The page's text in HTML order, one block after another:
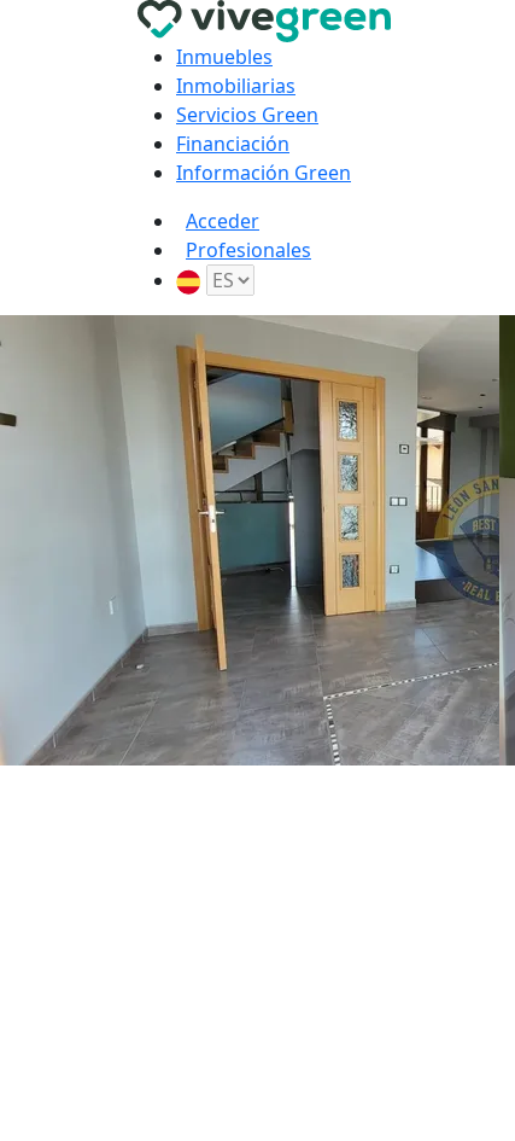
Inmuebles
Inmobiliarias
Servicios Green
Financiación
Información Green
Acceder
Profesionales